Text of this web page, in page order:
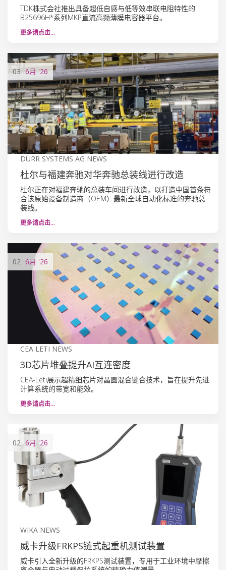
TDK株式会社推出具备超低自感与低等效串联电阻特性的
B25696H*系列MKP直流高频薄膜电容器平台。
更多请点击…
03 6月'26
DÜRR SYSTEMS AG NEWS
杜尔与福建奔驰对华奔驰总装线进行改造
杜尔正在对福建奔驰的总装车间进行改造，以打造中国首条符
合该原始设备制造商（OEM）最新全球自动化标准的奔驰总
装线。
更多请点击…
02 6月 '26
CEA LETI NEWS
3D芯片堆叠提升AI互连密度
CEA-Leti展示超精细芯片对晶圆混合键合技术，旨在提升先进
计算系统的带宽和能效。
更多请点击…
02 6月 '26
WIKA NEWS
威卡升级FRKPS链式起重机测试装置
威卡引入全新升级的FRKPS测试装置，专用于工业环境中摩擦